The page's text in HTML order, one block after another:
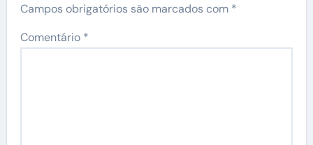
Campos obrigatórios são marcados com *
Comentário *